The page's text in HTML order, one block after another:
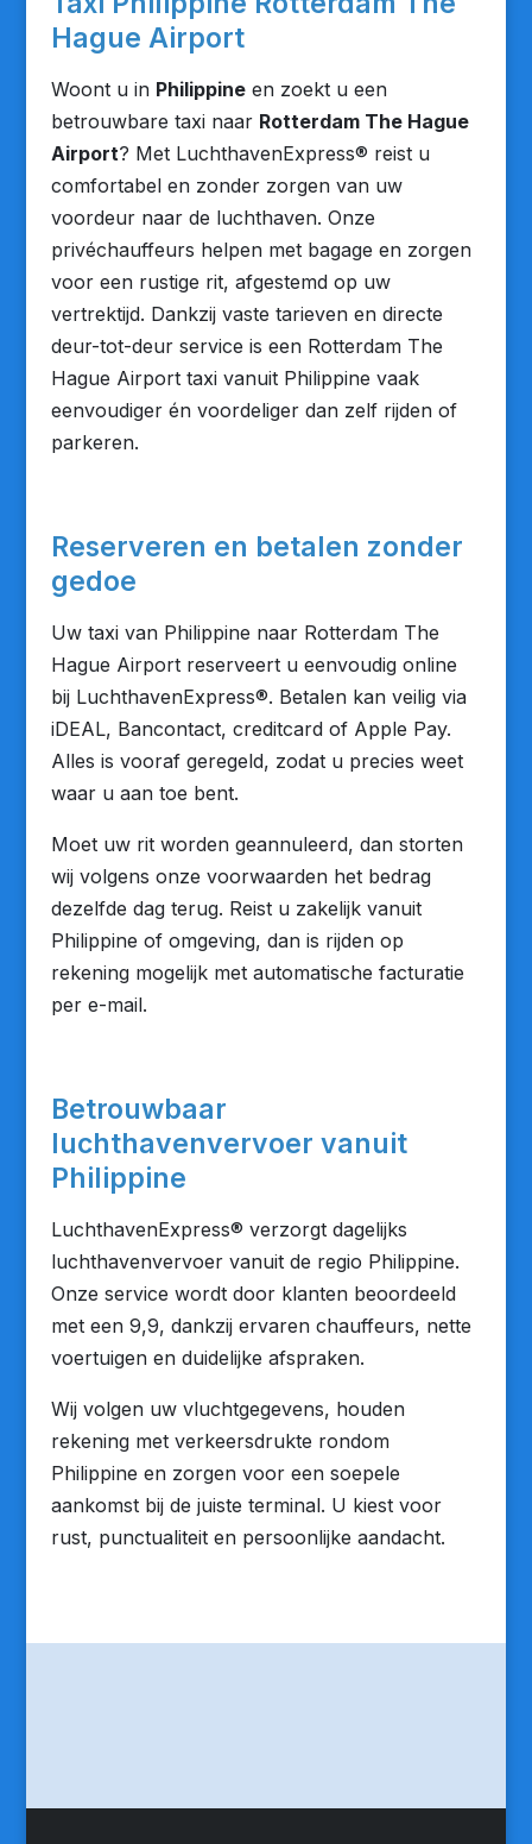
Hague Airport
Woont u in Philippineen zoekt u een
betrouwbare taxi naar Rotterdam The Hague
Airport? Met LuchthavenExpress® reist u
comfortabel en zonder zorgen van uw
voordeur naar de luchthaven. Onze
privéchauffeurs helpen met bagage en zorgen
voor een rustige rit, afgestemd op uw
vertrektijd. Dankzij vaste tarieven en directe
deur-tot-deur service is een Rotterdam The
Hague Airport taxi vanuit Philippine vaak
eenvoudiger én voordeliger dan zelf rijden of
parkeren.
Reserveren en betalen zonder
gedoe
Uw taxi van Philippine naar Rotterdam The
Hague Airport reserveert u eenvoudig online
bij LuchthavenExpress®. Betalen kan veilig via
iDEAL, Bancontact, creditcard of Apple Pay.
Alles is vooraf geregeld, zodat u precies weet
waar u aan toe bent.
Moet uw rit worden geannuleerd, dan storten
wij volgens onze voorwaarden het bedrag
dezelfde dag terug. Reist u zakelijk vanuit
Philippine of omgeving, dan is rijden op
rekening mogelijk met automatische facturatie
per e-mail.
Betrouwbaar
luchthavenvervoer vanuit
Philippine
LuchthavenExpress® verzorgt dagelijks
luchthavenvervoer vanuit de regio Philippine.
Onze service wordt door klanten beoordeeld
met een 9,9, dankzij ervaren chauffeurs, nette
voertuigen en duidelijke afspraken.
Wij volgen uw vluchtgegevens, houden
rekening met verkeersdrukte rondom
Philippine en zorgen voor een soepele
aankomst bij de juiste terminal. U kiest voor
rust, punctualiteit en persoonlijke aandacht.